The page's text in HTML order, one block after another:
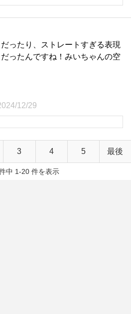
ったり、ストレートすぎる表現
ったんですね！みいちゃんの空
12/29
3 4 5 最後
中 1-20 件を表示